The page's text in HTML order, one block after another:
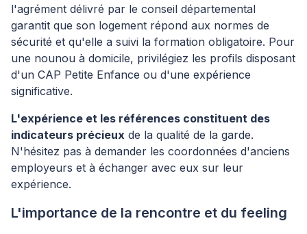
l'agrément délivré par le conseil départemental
garantit que son logement répond aux normes de
sécurité et qu'elle a suivi la formation obligatoire. Pour
une nounou à domicile, privilégiez les profils disposant
d'un CAP Petite Enfance ou d'une expérience
significative.
L'expérience et les références constituent des
indicateurs précieux de la qualité de la garde.
N'hésitez pas à demander les coordonnées d'anciens
employeurs et à échanger avec eux sur leur
expérience.
L'importance de la rencontre et du feeling